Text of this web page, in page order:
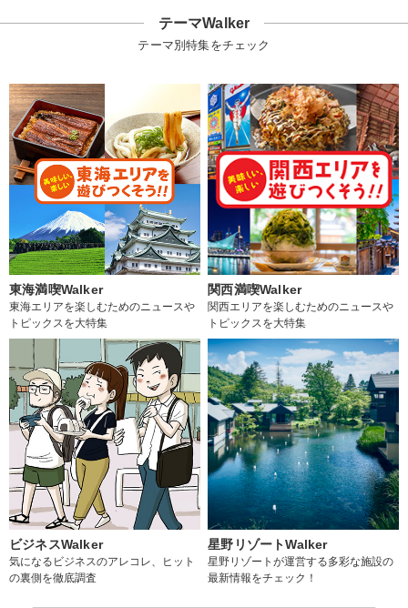
テーマWalker
テーマ別特集をチェック
東海満喫Walker
東海エリアを楽しむためのニュースや
トピックスを大特集
関西満喫Walker
関西エリアを楽しむためのニュースや
トピックスを大特集
ビジネスWalker
気になるビジネスのアレコレ、ヒット
の裏側を徹底調査
星野リゾートWalker
星野リゾートが運営する多彩な施設の
最新情報をチェック！